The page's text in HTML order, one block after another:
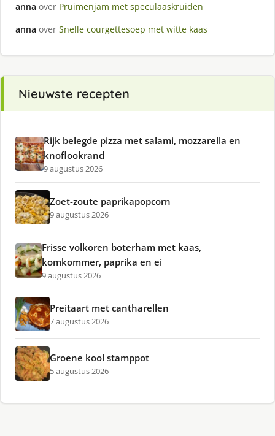
anna over Pruimenjam met speculaaskruiden
anna over Snelle courgettesoep met witte kaas
Nieuwste recepten
Rijk belegde pizza met salami, mozzarella en
knoflookrand
9 augustus 2026
Zoet-zoute paprikapopcorn
9 augustus 2026
Frisse volkoren boterham met kaas,
komkommer, paprika en ei
9 augustus 2026
Preitaart met cantharellen
7 augustus 2026
Groene kool stamppot
5 augustus 2026